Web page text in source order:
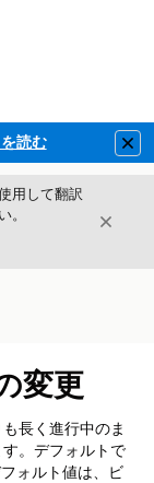
読む
用して翻訳
。
閉じる
変更
長く進行中のま
。デフォルトで
ォルト値は、ビ